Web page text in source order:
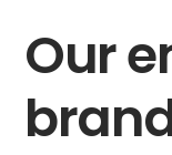
Our